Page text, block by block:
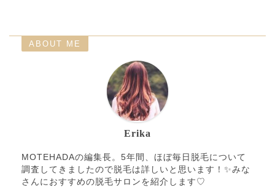
ABOUT ME
Erika
MOTEHADAの編集長。5年間、ほぼ毎日脱毛について
調査してきましたので脱毛は詳しいと思います！✨みな
さんにおすすめの脱毛サロンを紹介します♡